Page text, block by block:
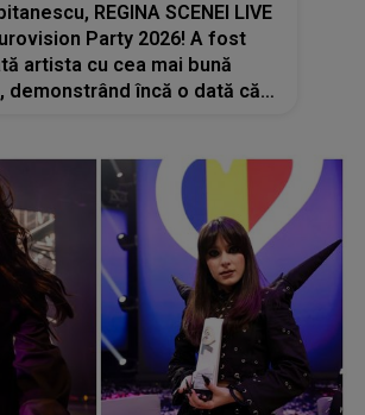
REGINA SCENEI LIVE
Party 2026! A fost
artista cu cea mai bună
demonstrând încă o dată că
cariera ei